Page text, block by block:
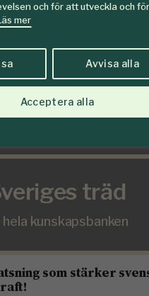
och för att utveckla och
mer
Avvisa alla
Acceptera alla
träd
hela kunskapsbanken
som stärker